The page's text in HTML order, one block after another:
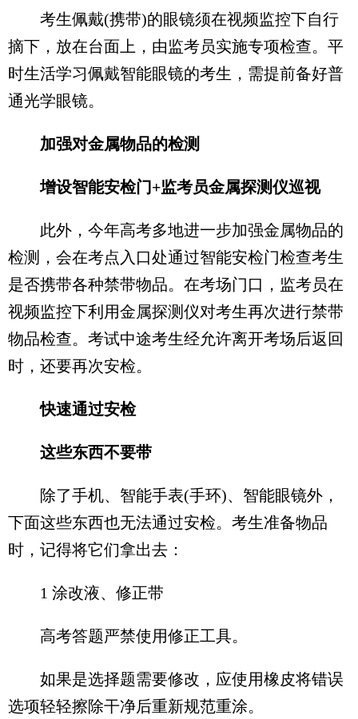
考生佩戴(携带)的眼镜须在视频监控下自行
摘下，放在台面上，由监考员实施专项检查。平
时生活学习佩戴智能眼镜的考生，需提前备好普
通光学眼镜。
加强对金属物品的检测
增设智能安检门+监考员金属探测仪巡视
此外，今年高考多地进一步加强金属物品的
检测，会在考点入口处通过智能安检门检查考生
是否携带各种禁带物品。在考场门口，监考员在
视频监控下利用金属探测仪对考生再次进行禁带
物品检查。考试中途考生经允许离开考场后返回
时，还要再次安检。
快速通过安检
这些东西不要带
除了手机、智能手表(手环)、智能眼镜外，
下面这些东西也无法通过安检。考生准备物品
时，记得将它们拿出去：
1 涂改液、修正带
高考答题严禁使用修正工具。
如果是选择题需要修改，应使用橡皮将错误
选项轻轻擦除干净后重新规范重涂。